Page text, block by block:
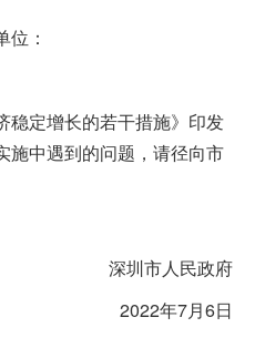
：
稳定增长的若干措施》印发
施中遇到的问题，请径向市
深圳市人民政府
2022年7月6日